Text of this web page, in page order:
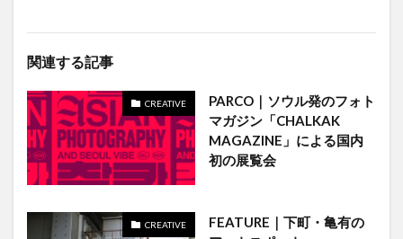
関連する記事
CREATIVE
PARCO｜ソウル発のフォト
マガジン「CHALKAK
MAGAZINE」による国内
初の展覧会
CREATIVE
FEATURE｜下町・亀有の